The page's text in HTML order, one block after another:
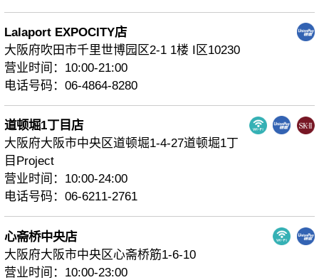
Lalaport EXPOCITY店
大阪府吹田市千里世博园区2-1 1楼 I区10230
营业时间：10:00-21:00
电话号码：06-4864-8280
道顿堀1丁目店
大阪府大阪市中央区道顿堀1-4-27道顿堀1丁
目Project
营业时间：10:00-24:00
电话号码：06-6211-2761
心斋桥中央店
大阪府大阪市中央区心斋桥筋1-6-10
营业时间：10:00-23:00